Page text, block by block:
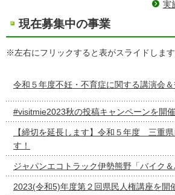
実
現在募集中の事業
※左右にフリックすると表がスライドします
令和５年度不妊・不育症に関する講演会
#visitmie2023秋の投稿キャンペーンを開
【締切を延長します】令和５年度 三重
す！
ジャパンエコトラック伊勢熊野「バイク
2023(令和5)年度第２回県民人権講座を開